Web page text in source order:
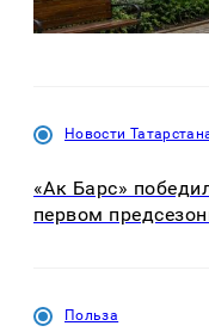
Новости
«Ак Барс»
первом
Польза